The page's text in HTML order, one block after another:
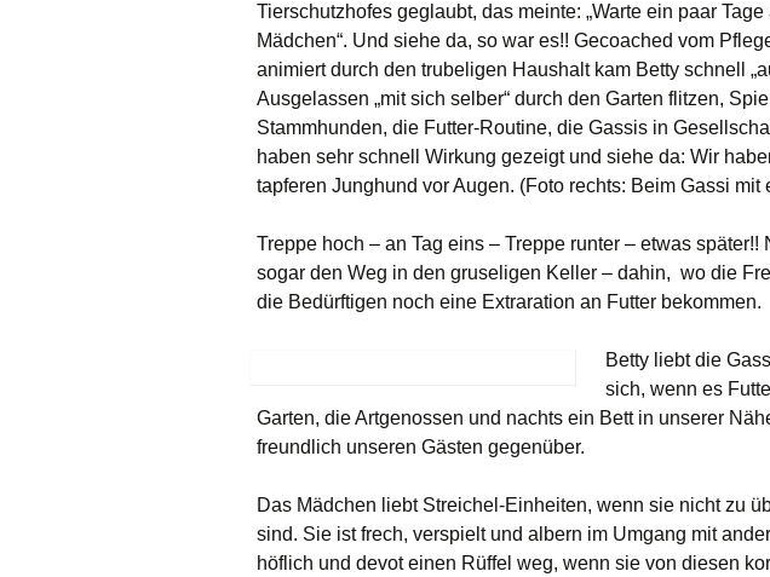
Tierschutzhofes geglaubt, das meinte: „Warte ein paar
Mädchen“. Und siehe da, so war es!! Gecoached vom
animiert durch den trubeligen Haushalt kam Betty schnell
Ausgelassen „mit sich selber“ durch den Garten flitzen,
Stammhunden, die Futter-Routine, die Gassis in
haben sehr schnell Wirkung gezeigt und siehe da: Wir
tapferen Junghund vor Augen. (Foto rechts: Beim Gassi mit
Treppe hoch – an Tag eins – Treppe runter – etwas später!!
sogar den Weg in den gruseligen Keller – dahin, wo die
die Bedürftigen noch eine Extraration an Futter bekommen.
Betty liebt die
sich, wenn es
Garten, die Artgenossen und nachts ein Bett in unserer
freundlich unseren Gästen gegenüber.
Das Mädchen liebt Streichel-Einheiten, wenn sie nicht zu
sind. Sie ist frech, verspielt und albern im Umgang mit
höflich und devot einen Rüffel weg, wenn sie von diesen